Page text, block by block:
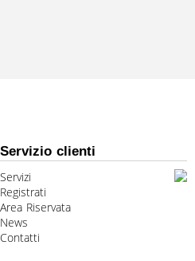
Servizio clienti
Servizi
Registrati
Area Riservata
News
Contatti